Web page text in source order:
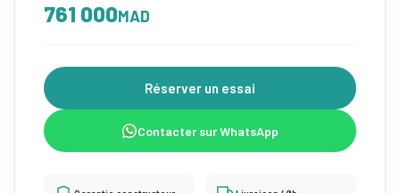
761 000MAD
Réserver un essai
Contacter sur WhatsApp